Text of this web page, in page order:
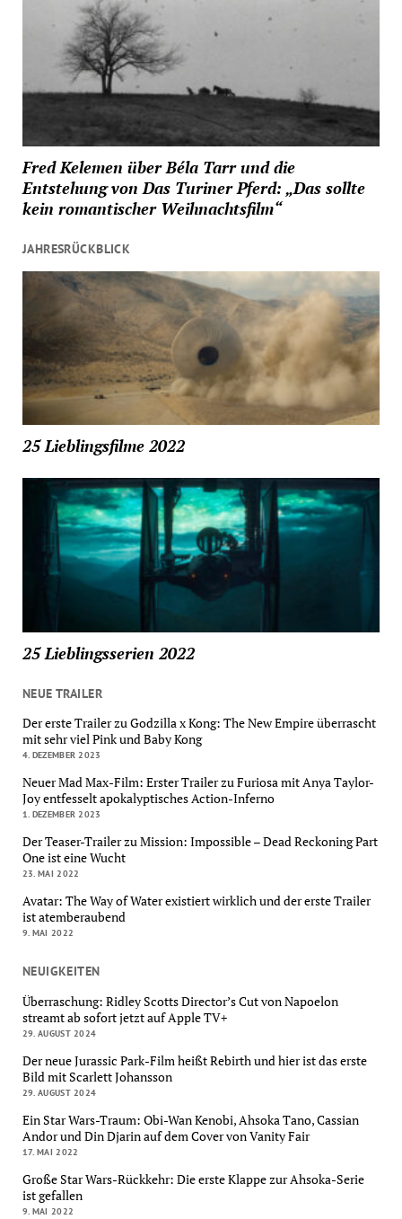
Fred Kelemen über Béla Tarr und die
Entstehung von Das Turiner Pferd: „Das sollte
kein romantischer Weihnachtsfilm“
JAHRESRÜCKBLICK
25 Lieblingsfilme 2022
25 Lieblingsserien 2022
NEUE TRAILER
Der erste Trailer zu Godzilla x Kong: The New Empire überrascht
mit sehr viel Pink und Baby Kong
4. DEZEMBER 2023
Neuer Mad Max-Film: Erster Trailer zu Furiosa mit Anya Taylor-
Joy entfesselt apokalyptisches Action-Inferno
1. DEZEMBER 2023
Der Teaser-Trailer zu Mission: Impossible – Dead Reckoning Part
One ist eine Wucht
23. MAI 2022
Avatar: The Way of Water existiert wirklich und der erste Trailer
ist atemberaubend
9. MAI 2022
NEUIGKEITEN
Überraschung: Ridley Scotts Director’s Cut von Napoelon
streamt ab sofort jetzt auf Apple TV+
29. AUGUST 2024
Der neue Jurassic Park-Film heißt Rebirth und hier ist das erste
Bild mit Scarlett Johansson
29. AUGUST 2024
Ein Star Wars-Traum: Obi-Wan Kenobi, Ahsoka Tano, Cassian
Andor und Din Djarin auf dem Cover von Vanity Fair
17. MAI 2022
Große Star Wars-Rückkehr: Die erste Klappe zur Ahsoka-Serie
ist gefallen
9. MAI 2022